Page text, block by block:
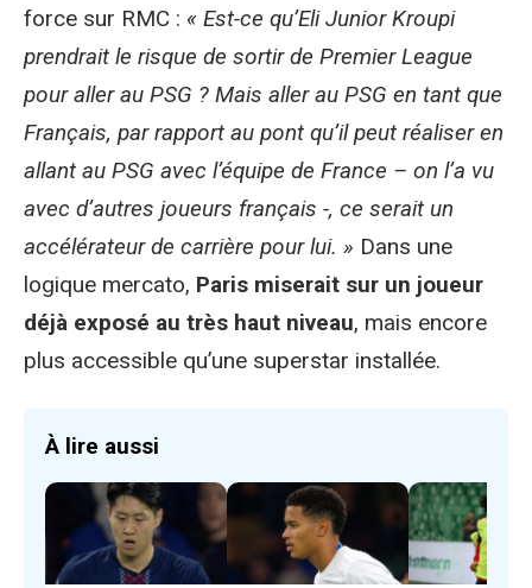
force sur RMC : « Est-ce qu’Eli Junior Kroupi
prendrait le risque de sortir de Premier League
pour aller au PSG ? Mais aller au PSG en tant que
Français, par rapport au pont qu’il peut réaliser en
allant au PSG avec l’équipe de France – on l’a vu
avec d’autres joueurs français -, ce serait un
accélérateur de carrière pour lui. » Dans une
logique mercato, Paris miserait sur un joueur
déjà exposé au très haut niveau, mais encore
plus accessible qu’une superstar installée.
À lire aussi